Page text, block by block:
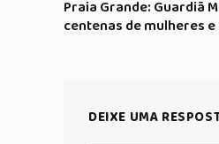
Praia Grande: Guardiã
centenas de mulheres
DEIXE UMA